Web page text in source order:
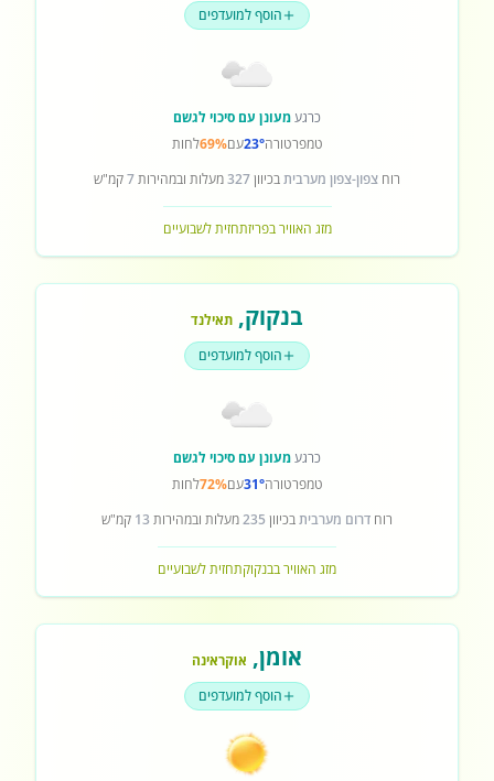
הוסף למועדפים
כרגעמעונן עם סיכוי לגשם
טמפרטורה23°עם69%לחות
רוח צפון-צפון מערביתבכיוון327מעלות ובמהירות7קמ"ש
מזג האוויר בפריזתחזית לשבועיים
בנקוק, תאילנד
הוסף למועדפים
כרגעמעונן עם סיכוי לגשם
טמפרטורה31°עם72%לחות
רוח דרום מערביתבכיוון 235מעלות ובמהירות 13 קמ"ש
מזג האוויר בבנקוקתחזית לשבועיים
אומן, אוקראינה
הוסף למועדפים